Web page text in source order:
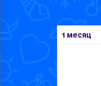
1 месяц